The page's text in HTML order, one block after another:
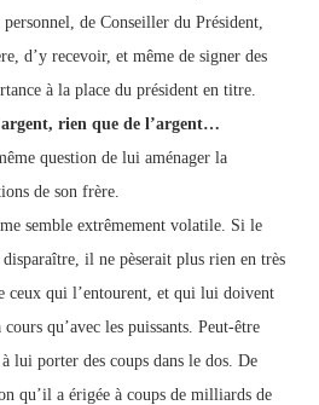
de Conseiller du Président,
d’y recevoir, et même de signer des
à la place du président en titre.
rien que de l’argent…
question de lui aménager la
de son frère.
semble extrêmement volatile. Si le
il ne pèserait plus rien en très
ceux qui l’entourent, et qui lui doivent
qu’avec les puissants. Peut-être
lui porter des coups dans le dos. De
qu’il a érigée à coups de milliards de